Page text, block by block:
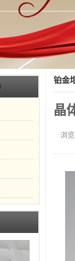
铂金
晶
浏览